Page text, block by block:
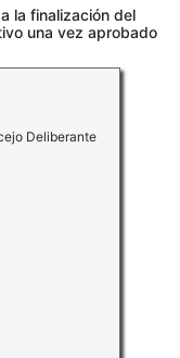
la finalización del
una vez aprobado
Deliberante